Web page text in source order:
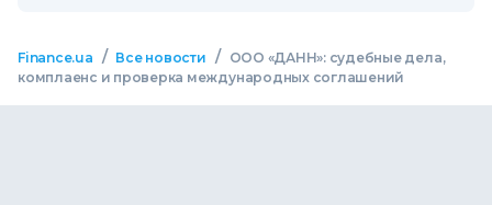
Finance.ua / Все новости /
ООО «ДАНН»: судебные дела,
комплаенс и проверка международных соглашений